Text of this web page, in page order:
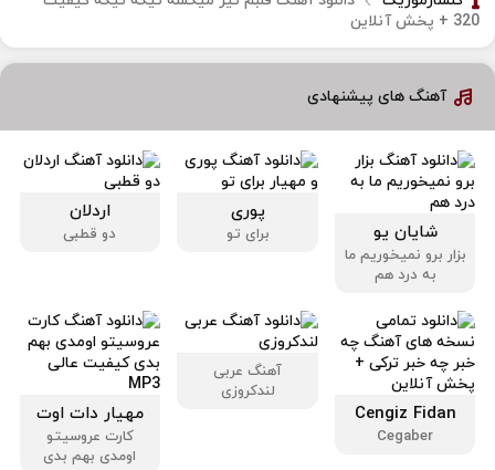
320 + پخش آنلاین
آهنگ های پیشنهادی
شایان یو
بزار برو نمیخوریم ما
به درد هم
پوری
برای تو
اردلان
دو قطبی
Cengiz Fidan
Cegaber
آهنگ عربی
لندکروزی
مهیار دات اوت
کارت عروسیتو
اومدی بهم بدی